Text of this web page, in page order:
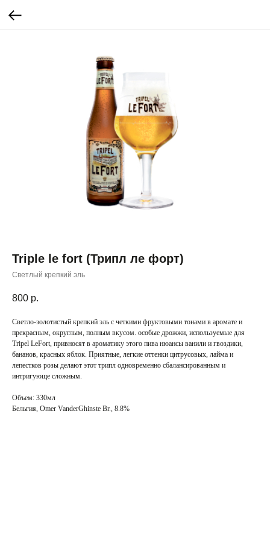
Triple le fort (Трипл ле форт)
Светлый крепкий эль
800 р.
Светло-золотистый крепкий эль с четкими фруктовыми тонами в аромате и
прекрасным, округлым, полным вкусом. особые дрожжи, используемые для
Tripel LeFort, привносят в ароматику этого пива нюансы ванили и гвоздики,
бананов, красных яблок. Приятные, легкие оттенки цитрусовых, лайма и
лепестков розы делают этот трипл одновременно сбалансированным и
интригующе сложным.
Объем: 330мл
Бельгия, Omer VanderGhinste Br., 8.8%